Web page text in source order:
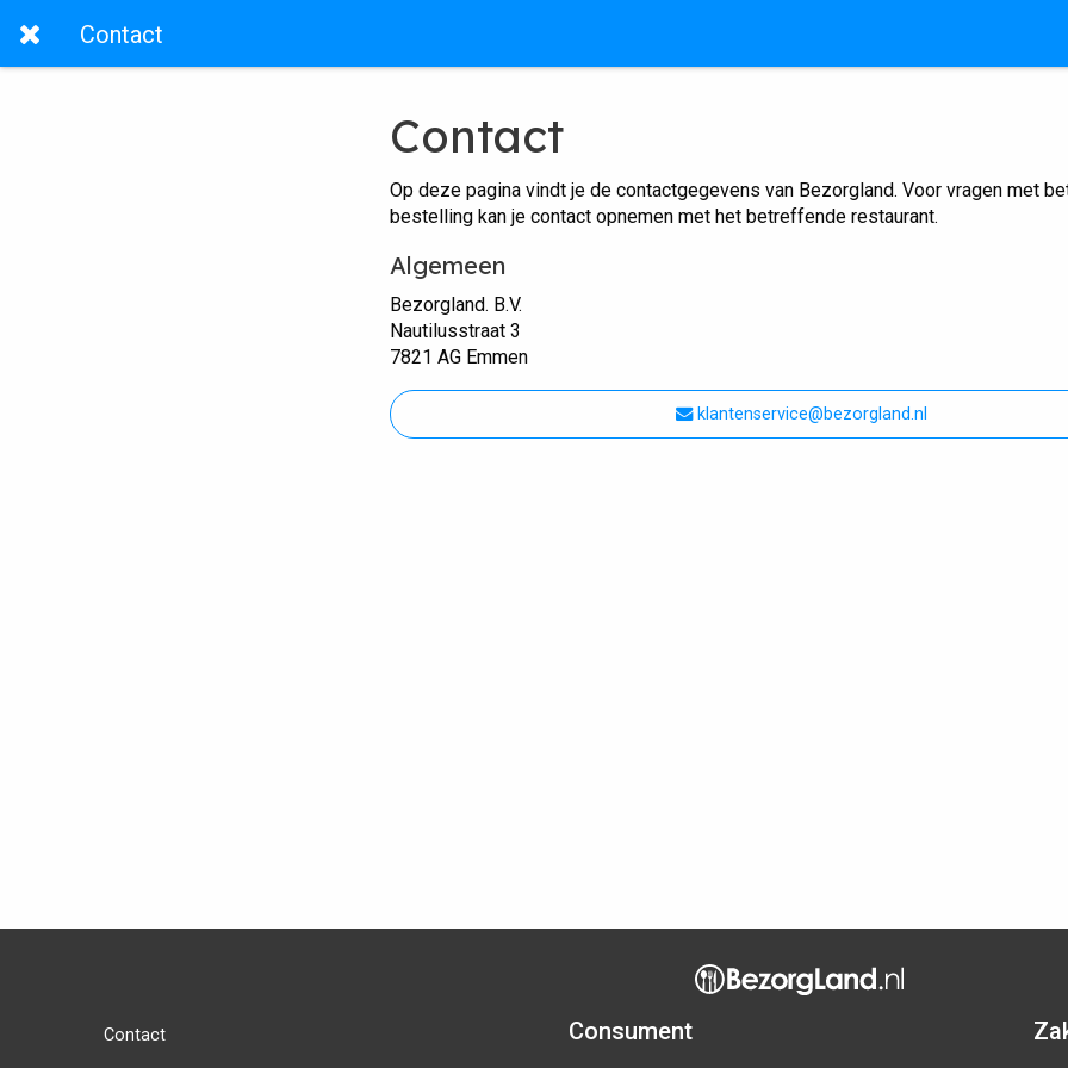
Contact
Contact
Op deze pagina vindt je de contactgegevens van Bezorgland. Voor vragen met
bestelling kan je contact opnemen met het betreffende restaurant.
Algemeen
Bezorgland. B.V.
Nautilusstraat 3
7821 AG Emmen
klantenservice@bezorgland.nl
Contact Consument